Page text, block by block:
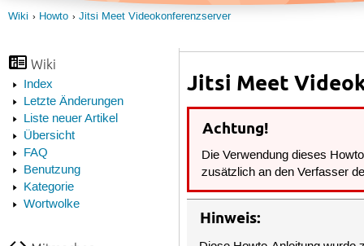
Wiki Howto Jitsi Meet Videokonferenzserver
Wiki
Index
Letzte Änderungen
Liste neuer Artikel
Übersicht
FAQ
Benutzung
Kategorie
Wortwolke
Jitsi Meet
Achtung!
Die Verwendung dieses
zusätzlich an den Verfasser
Hinweis: